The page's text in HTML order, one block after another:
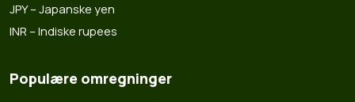
JPY – Japanske yen
INR – Indiske rupees
Populære omregninger